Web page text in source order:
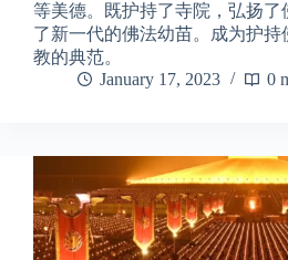
等美德。既护持了寺院，弘扬了
了新一代的佛法幼苗。成为护持
教的典范。
January 17, 2023
0